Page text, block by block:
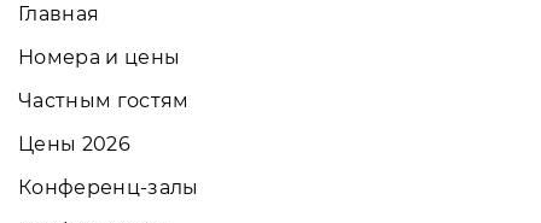
Главная
Номера и цены
Частным гостям
Цены 2026
Конференц-залы